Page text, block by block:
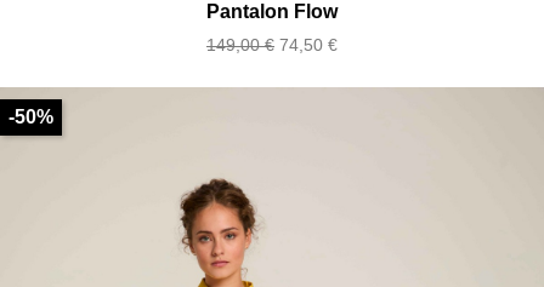
Pantalon Flow
Prix
base
149,00 € Prix
74,50 €
-50%